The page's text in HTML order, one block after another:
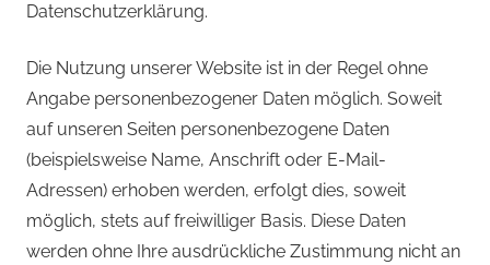
Datenschutzerklärung.
Die Nutzung unserer Website ist in der Regel ohne
Angabe personenbezogener Daten möglich. Soweit
auf unseren Seiten personenbezogene Daten
(beispielsweise Name, Anschrift oder E-Mail-
Adressen) erhoben werden, erfolgt dies, soweit
möglich, stets auf freiwilliger Basis. Diese Daten
werden ohne Ihre ausdrückliche Zustimmung nicht an